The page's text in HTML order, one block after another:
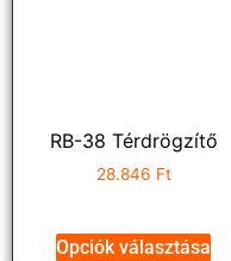
RB-38 Térdrögzítő
28.846 Ft
Opciók választása